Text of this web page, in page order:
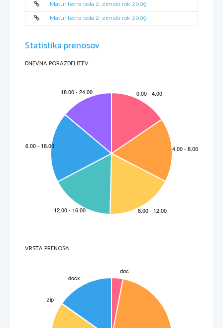
IZPITNA POLA 1
SKLOP NALOG
OSNOVNEGA POZNAVANJA DEKLARACIJ IN UKAZOV,
POZNAVANJA UPORABE PODPROGRAMOV TER PRETVARJANJA MED
PODATKOVNIMI TIPI, NALOGE IZBIRNEGA TIPA.
  Obkrožite pravilne trditve
I. Obkrožite odgovor, v katerem so navedeni le enostavni podatkovni
a)  števila, tabele, strukture, nizi, znaki
b)  razredi, datoteke, strukture,
c)  znaki, cela števila, realna števila,
strukture, nizi, števila, naštevni tipi
realna števila, naštevni tipi, razred, tabele
II.  Obkrožite odgovor, ki opisuje sintaktično napako pri
(1
točka)
a)  uporaba metode CreateText() za dodajanje besedila v datoteko
c)  napačno zapisan ukaz
d)  program sešteje namesto desetih števil samo devet števil
e)  neskončna zanka zaradi napačnega pogoja
III.  Kakšna je pravilna deklaracija in inicializacija spremenljivke x, ki
je celo število:
I.
a)  z= x/y;
b)  z= x % y;
Maturitetna pola 2, zimski rok 2009
Maturitetna pola 2, zimski rok 2009
Statistika prenosov
DNEVNA PORAZDELITEV
VRSTA PRENOSA